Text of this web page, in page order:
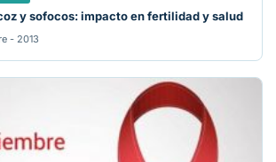
y sofocos: impacto en fertilidad y salud
- 2013